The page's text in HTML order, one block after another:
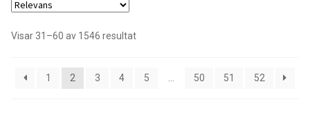
Visar 31–60 av 1546 resultat
1 2 3 4 5 … 50 51 52